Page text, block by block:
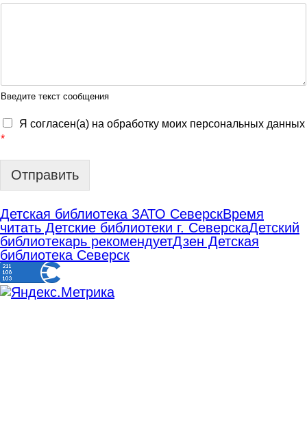
Введите текст сообщения
Я согласен(а) на обработку моих персональных данных
*
Отправить
Детская библиотека ЗАТО СеверскВремя
читать Детские библиотеки г. СеверскаДетский
библиотекарь рекомендуетДзен Детская
библиотека Северск